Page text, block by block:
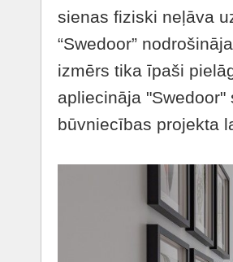
sienas fiziski neļāva
“Swedoor”
izmērs tika īpaši
apliecināja
būvniecības projekta